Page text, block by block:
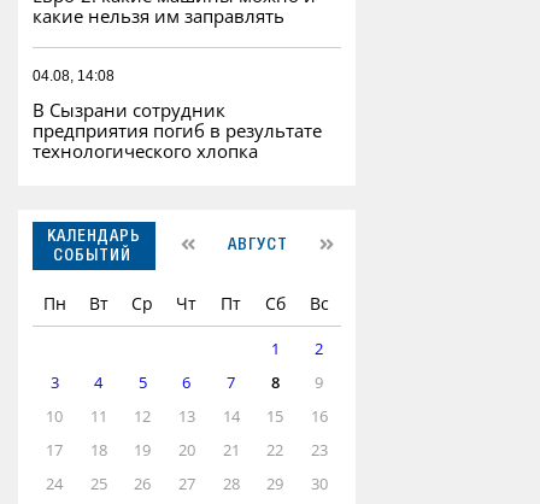
какие нельзя им заправлять
04.08, 14:08
В Сызрани сотрудник
предприятия погиб в результате
технологического хлопка
КАЛЕНДАРЬ
СОБЫТИЙ
АВГУСТ
Пн Вт Ср Чт Пт Сб Вс
1
2
3
4 5 6 7 8
9
10
11 12 13 14 15
16
17
18 19 20 21 22
23
24
25 26 27 28 29 30